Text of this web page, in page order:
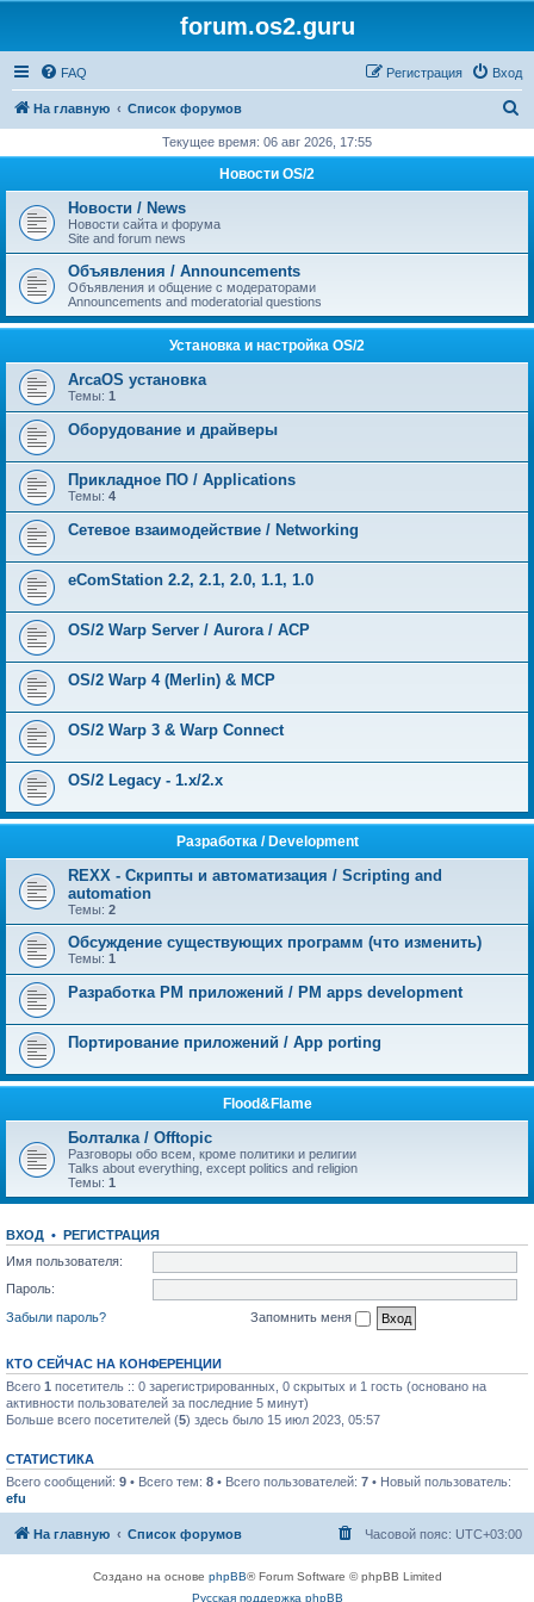
forum.os2.guru
FAQ Вход
Регистрация
На главную Список форумов
с
Текущее время: 06 авг 2026, 17:55
Новости OS/2
Новости / News
Новости сайта и форума
Site and forum news
Объявления / Announcements
Объявления и общение с модераторами
Announcements and moderatorial questions
Установка и настройка OS/2
ArcaOS установка
Темы: 1
Оборудование и драйверы
Прикладное ПО / Applications
Темы: 4
Сетевое взаимодействие / Networking
eComStation 2.2, 2.1, 2.0, 1.1, 1.0
OS/2 Warp Server / Aurora / ACP
OS/2 Warp 4 (Merlin) & MCP
OS/2 Warp 3 & Warp Connect
OS/2 Legacy - 1.x/2.x
Разработка / Development
REXX - Скрипты и автоматизация / Scripting and
automation
Темы: 2
Обсуждение существующих программ (что изменить)
Темы: 1
Разработка PM приложений / PM apps development
Портирование приложений / App porting
Flood&Flame
Болталка / Offtopic
Разговоры обо всем, кроме политики и религии
Talks about everything, except politics and religion
Темы: 1
ВХОД • РЕГИСТРАЦИЯ
Имя пользователя:
Пароль:
Забыли пароль?
Запомнить меня
КТО СЕЙЧАС НА КОНФЕРЕНЦИИ
Всего 1 посетитель :: 0 зарегистрированных, 0 скрытых и 1 гость (основано на
активности пользователей за последние 5 минут)
Больше всего посетителей (5) здесь было 15 июл 2023, 05:57
СТАТИСТИКА
Всего сообщений: 9 • Всего тем: 8 • Всего пользователей: 7 • Новый пользователь:
efu
На главную Список форумов Часовой пояс: UTC+03:00
Создано на основе phpBB® Forum Software © phpBB Limited
Русская поддержка phpBB